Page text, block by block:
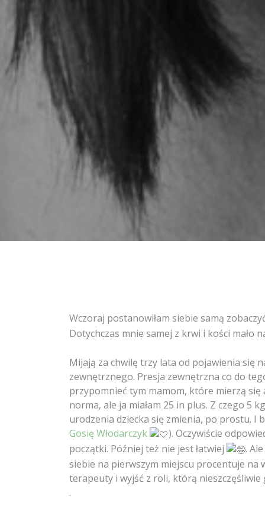
Wczoraj postanowiłam siebie samą
Dotychczas mnie samej z krwi i kości mało
Mijają za chwilę trzy lata od pojawienia się
zewnętrznego. Presja zewnętrzna co do
przypomnieć tym mamom, które mierzą się
norma, ale ja miałam 25 in plus. Z czego 5
urodzenia dziecka się zmienia, po prostu. I
Gosię Włodarczyk
). Oczywiście
początki. Później też nie jest łatwiej
.
siebie na pierwszym miejscu procentuje na
terapeuty i wyjść z roli, którą nieszczęśliwie
.